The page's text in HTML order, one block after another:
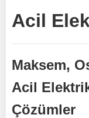
Acil
Maksem,
Acil
Çözümler